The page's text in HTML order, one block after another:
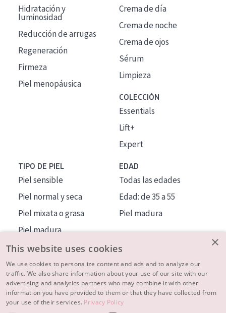
Hidratación y
luminosidad
Reducción de arrugas
Regeneración
Firmeza
Piel menopáusica
Crema de día
Crema de noche
Crema de ojos
Sérum
Limpieza
COLECCIÓN
Essentials
Lift+
Expert
TIPO DE PIEL
Piel sensible
Piel normal y seca
Piel mixata o grasa
Piel madura
Piel expuesta al sol
Piel menopáusica
EDAD
Todas las edades
Edad: de 35 a 55
Piel madura
MÁS SOBRE NOSOTROS
INSPIRACIÓN
×
This website uses cookies
We use cookies to personalize content and ads and to analyze our
traffic. We also share information about your use of our site with our
advertising and analytics partners who may combine it with other
information you have provided to them or that they have collected from
your use of their services. Privacy Policy